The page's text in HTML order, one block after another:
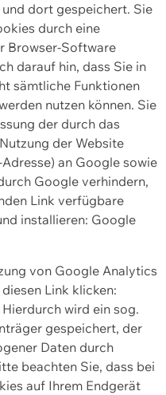
dort gespeichert. Sie
durch eine
Browser-Software
darauf hin, dass Sie in
sämtliche Funktionen
nutzen können. Sie
der durch das
der Website
an Google sowie
Google verhindern,
Link verfügbare
installieren: Google
von Google Analytics
Link klicken:
wird ein sog.
gespeichert, der
Daten durch
beachten Sie, dass bei
auf Ihrem Endgerät